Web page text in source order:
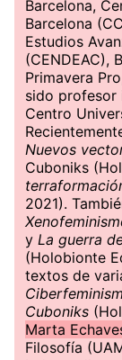
Barcelona,
Barcelona
Estudios
(CENDEAC),
Primavera
sido profesor
Centro
Nuevos
Cuboniks
2021).
y La guerra
(Holobionte
textos de
Cuboniks
Marta
Filosofía